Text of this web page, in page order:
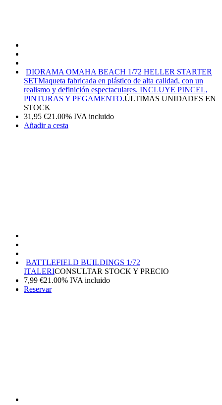
DIORAMA OMAHA BEACH 1/72 HELLER STARTER
SETMaqueta fabricada en plástico de alta calidad, con un
realismo y definición espectaculares. INCLUYE PINCEL,
PINTURAS Y PEGAMENTO.ÚLTIMAS UNIDADES EN
STOCK
31,95 €21.00% IVA incluido
Añadir a cesta
BATTLEFIELD BUILDINGS 1/72
ITALERICONSULTAR STOCK Y PRECIO
7,99 €21.00% IVA incluido
Reservar